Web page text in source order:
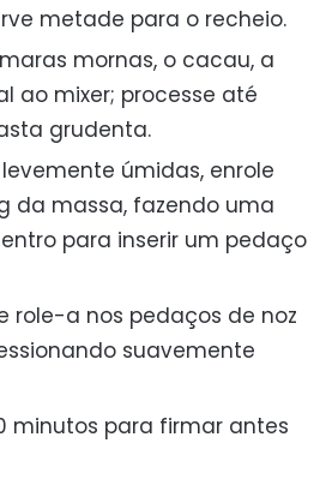
metade para o recheio.
mornas, o cacau, a
ao mixer; processe até
grudenta.
úmidas, enrole
da massa, fazendo uma
para inserir um pedaço
role-a nos pedaços de noz
suavemente
minutos para firmar antes